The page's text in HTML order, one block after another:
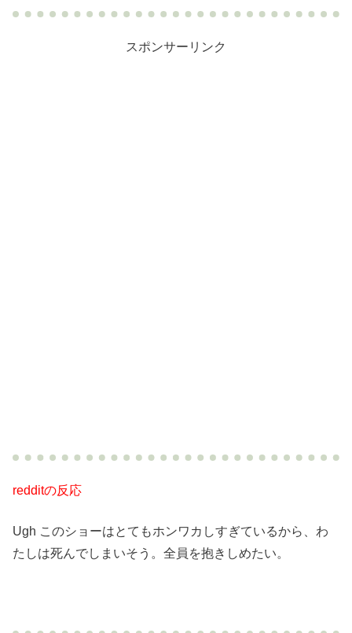
スポンサーリンク
redditの反応
Ugh このショーはとてもホンワカしすぎているから、わ
たしは死んでしまいそう。全員を抱きしめたい。